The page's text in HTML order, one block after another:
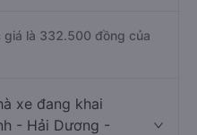
giá là 332.500 đồng của
xe đang khai
- Hải Dương -